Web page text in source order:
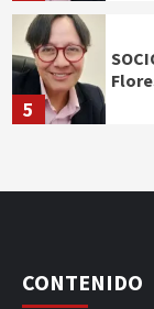
5
CONTENIDO